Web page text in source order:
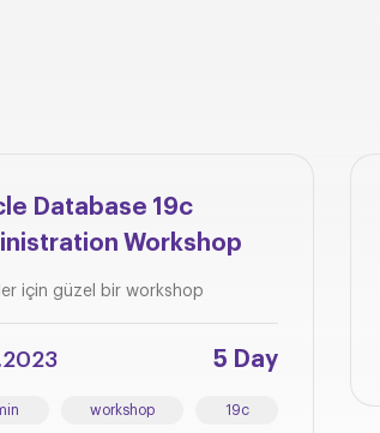
Database 19c
Workshop
için güzel bir workshop
5 Day
workshop 19c